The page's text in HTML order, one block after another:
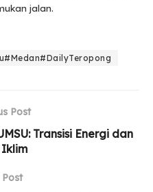
jalan.
Post
Transisi Energi dan
Iklim